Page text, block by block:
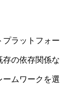
プラットフォー
存の依存関係な
ームワークを選